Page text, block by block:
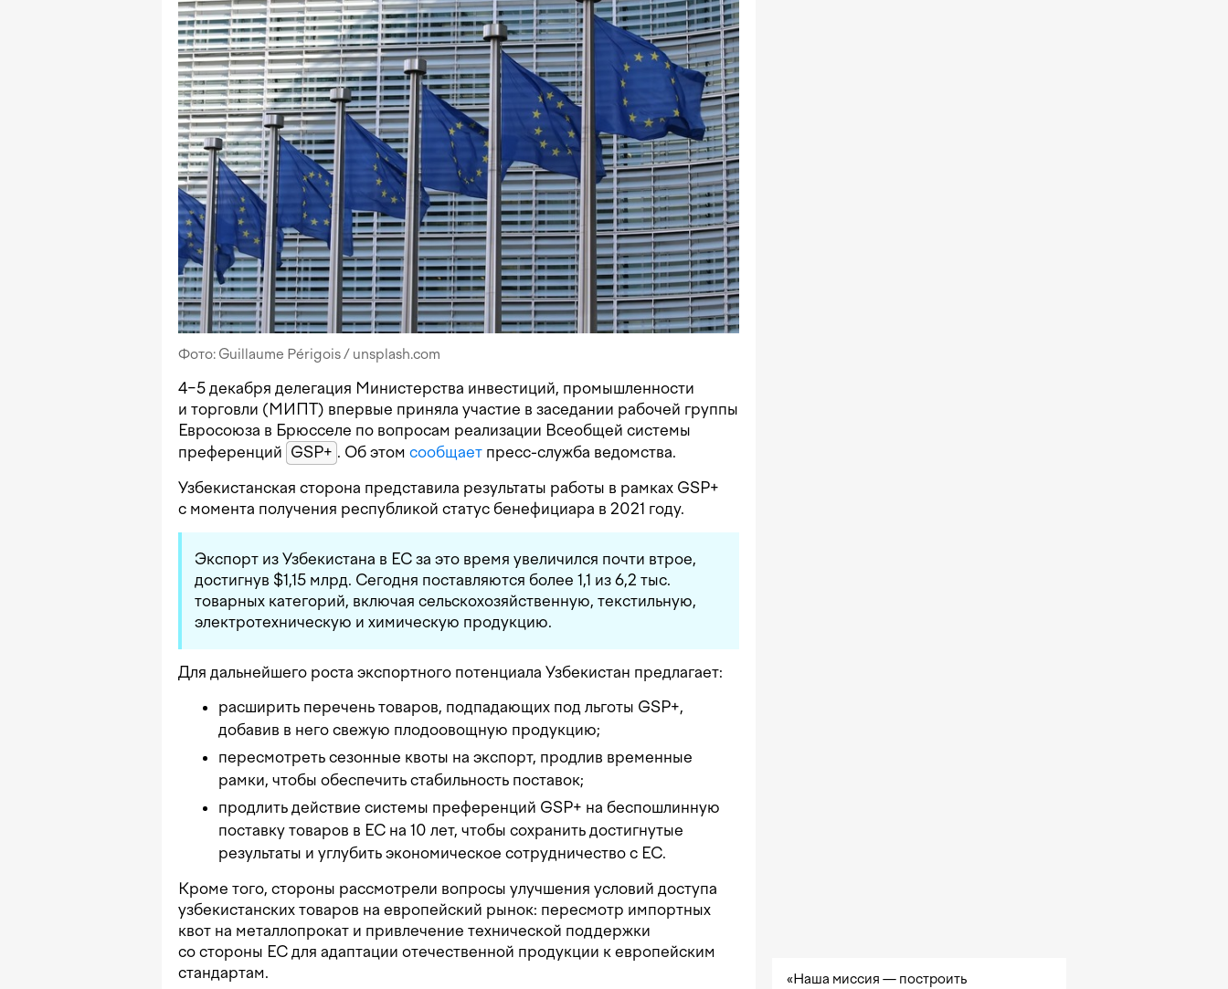
Фото: Guillaume Périgois / unsplash.com
4−5 декабря делегация Министерства инвестиций, промышленности
и торговли (МИПТ) впервые приняла участие в заседании рабочей группы
Евросоюза в Брюсселе по вопросам реализации Всеобщей системы
преференций GSP+ . Об этом сообщает пресс-служба ведомства.
Узбекистанская сторона представила результаты работы в рамках GSP+
с момента получения республикой статус бенефициара в 2021 году.
Экспорт из Узбекистана в ЕС за это время увеличился почти втрое,
достигнув $1,15 млрд. Сегодня поставляются более 1,1 из 6,2 тыс.
товарных категорий, включая сельскохозяйственную, текстильную,
электротехническую и химическую продукцию.
Для дальнейшего роста экспортного потенциала Узбекистан предлагает:
расширить перечень товаров, подпадающих под льготы GSP+,
добавив в него свежую плодоовощную продукцию;
пересмотреть сезонные квоты на экспорт, продлив временные
рамки, чтобы обеспечить стабильность поставок;
продлить действие системы преференций GSP+ на беспошлинную
поставку товаров в ЕС на 10 лет, чтобы сохранить достигнутые
результаты и углубить экономическое сотрудничество с ЕС.
Кроме того, стороны рассмотрели вопросы улучшения условий доступа
узбекистанских товаров на европейский рынок: пересмотр импортных
квот на металлопрокат и привлечение технической поддержки
со стороны ЕС для адаптации отечественной продукции к европейским
стандартам.
«Наша миссия — построить